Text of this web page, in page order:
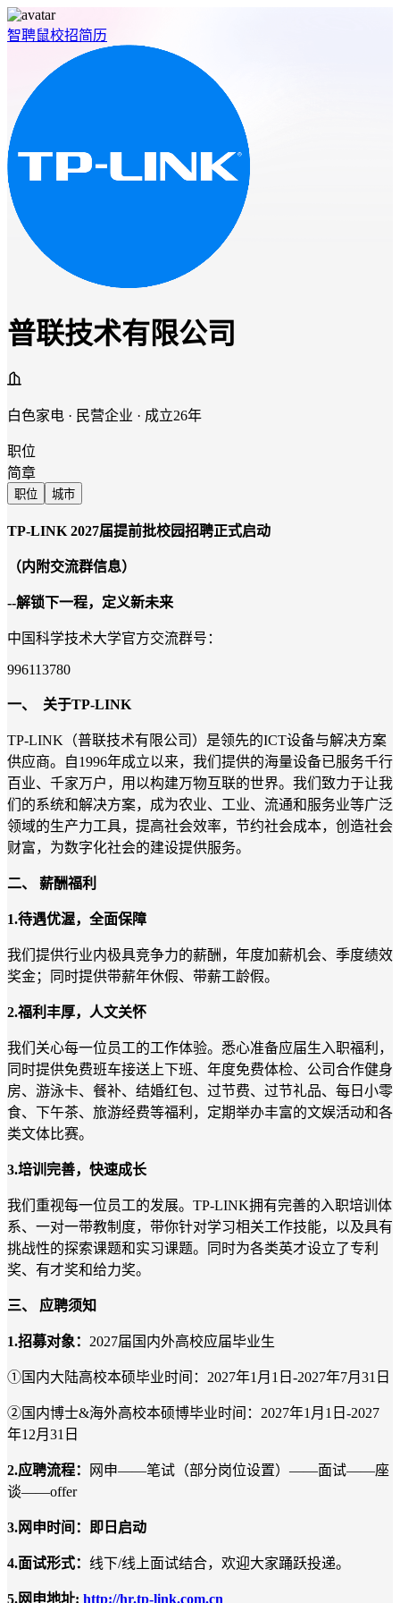
智聘鼠校招简历
普联技术有限公司
白色家电 · 民营企业 · 成立26年
职位
简章
职位 城市
TP-LINK 2027届提前批校园招聘正式启动
（内附交流群信息）
--解锁下一程，定义新未来
中国科学技术大学官方交流群号：
996113780
一、 关于TP-LINK
TP-LINK（普联技术有限公司）是领先的ICT设备与解决方案
供应商。自1996年成立以来，我们提供的海量设备已服务千行
百业、千家万户，用以构建万物互联的世界。我们致力于让我
们的系统和解决方案，成为农业、工业、流通和服务业等广泛
领域的生产力工具，提高社会效率，节约社会成本，创造社会
财富，为数字化社会的建设提供服务。
二、 薪酬福利
1.待遇优渥，全面保障
我们提供行业内极具竞争力的薪酬，年度加薪机会、季度绩效
奖金；同时提供带薪年休假、带薪工龄假。
2.福利丰厚，人文关怀
我们关心每一位员工的工作体验。悉心准备应届生入职福利，
同时提供免费班车接送上下班、年度免费体检、公司合作健身
房、游泳卡、餐补、结婚红包、过节费、过节礼品、每日小零
食、下午茶、旅游经费等福利，定期举办丰富的文娱活动和各
类文体比赛。
3.培训完善，快速成长
我们重视每一位员工的发展。TP-LINK拥有完善的入职培训体
系、一对一带教制度，带你针对学习相关工作技能，以及具有
挑战性的探索课题和实习课题。同时为各类英才设立了专利
奖、有才奖和给力奖。
三、 应聘须知
1.招募对象： 2027届国内外高校应届毕业生
①国内大陆高校本硕毕业时间：2027年1月1日-2027年7月31日
②国内博士&海外高校本硕博毕业时间：2027年1月1日-2027
年12月31日
2.应聘流程：
网申——笔试（部分岗位设置）——面试——座
谈——offer
3.网申时间：即日启动
4.面试形式： 线下/线上面试结合，欢迎大家踊跃投递。
5.网申地址: http://hr.tp-link.com.cn